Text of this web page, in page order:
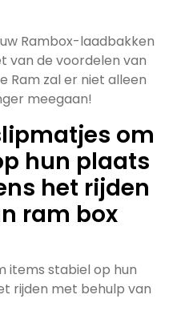
Rambox-laadbakken
van de voordelen van
Ram zal er niet alleen
meegaan!
om
hun plaats
het rijden
ram box
items stabiel op hun
rijden met behulp van